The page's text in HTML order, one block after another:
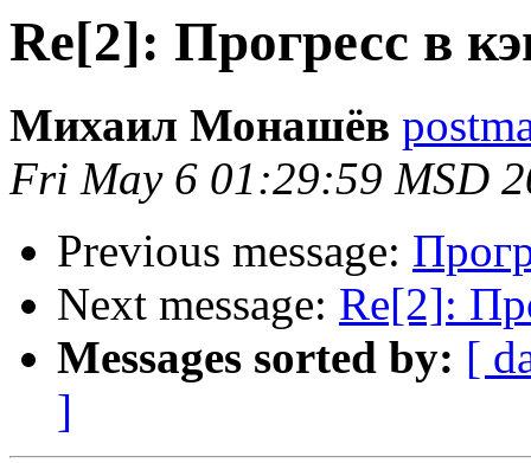
Re[2]: Прогресс в
Михаил Монашёв
Fri May 6 01:29:59 MSD
Previous message:
Next message: Re[2]:
Messages sorted by: [
]